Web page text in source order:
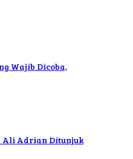
Wajib Dicoba,
Ali Adrian Ditunjuk